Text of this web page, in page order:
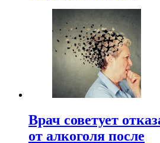
Врач советует
от алкоголя после